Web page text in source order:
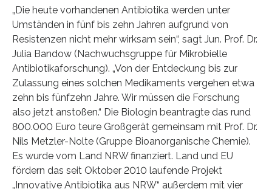
„Die heute vorhandenen Antibiotika werden unter
Umständen in fünf bis zehn Jahren aufgrund von
Resistenzen nicht mehr wirksam sein“, sagt Jun. Prof. Dr.
Julia Bandow (Nachwuchsgruppe für Mikrobielle
Antibiotikaforschung). „Von der Entdeckung bis zur
Zulassung eines solchen Medikaments vergehen etwa
zehn bis fünfzehn Jahre. Wir müssen die Forschung
also jetzt anstoßen.“ Die Biologin beantragte das rund
800.000 Euro teure Großgerät gemeinsam mit Prof. Dr.
Nils Metzler-Nolte (Gruppe Bioanorganische Chemie).
Es wurde vom Land NRW finanziert. Land und EU
fördern das seit Oktober 2010 laufende Projekt
„Innovative Antibiotika aus NRW“ außerdem mit vier